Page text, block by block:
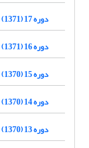
دوره 17 (1371)
دوره 16 (1371)
دوره 15 (1370)
دوره 14 (1370)
دوره 13 (1370)